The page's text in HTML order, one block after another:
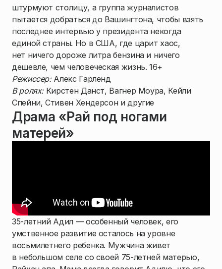
штурмуют столицу, а группа журналистов
пытается добраться до Вашингтона, чтобы взять
последнее интервью у президента некогда
единой страны. Но в США, где царит хаос,
нет ничего дороже литра бензина и ничего
дешевле, чем человеческая жизнь. 16+
Режиссер:Алекс Гарленд
В ролях:Кирстен Данст, Вагнер Моура, Кейли
Спейни, Стивен Хендерсон и другие
Драма «Рай под ногами
матерей»
35-летний Адил — особенный человек, его
умственное развитие осталось на уровне
восьмилетнего ребенка. Мужчина живет
в небольшом селе со своей 75-летней матерью,